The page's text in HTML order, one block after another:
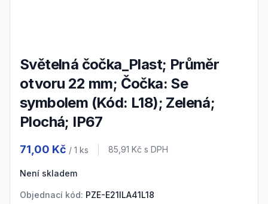
Světelná čočka_Plast; Průměr
otvoru 22 mm; Čočka: Se
symbolem (Kód: L18); Zelená;
Plochá; IP67
71,00 Kč / 1 ks Cena s DPH
85,91 Kč s DPH
Není skladem
Objednací kód: PZE-E21ILA41L18